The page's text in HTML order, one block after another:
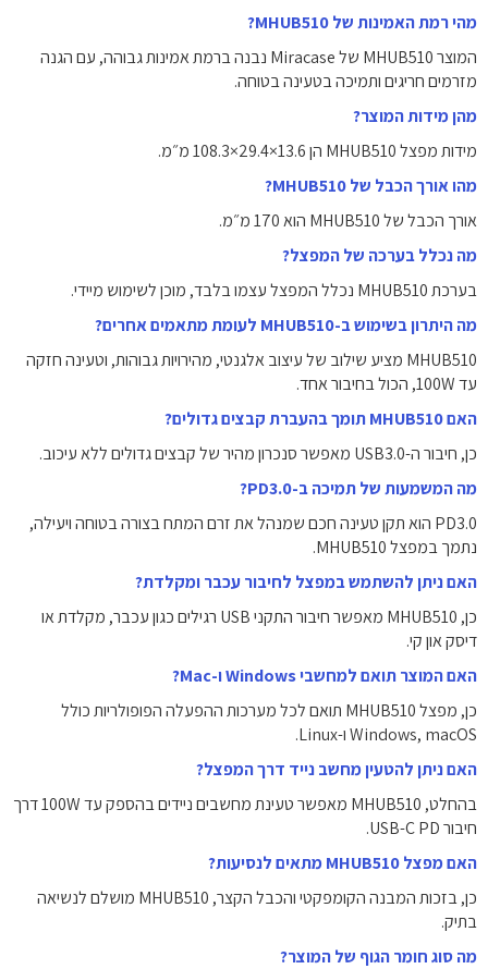
מהי רמת האמינות של MHUB510?
המוצר MHUB510 של Miracase נבנה ברמת אמינות גבוהה, עם הגנה
מזרמים חריגים ותמיכה בטעינה בטוחה.
מהן מידות המוצר?
מידות מפצל MHUB510 הן ‎108.3×29.4×13.6‎ מ״מ.
מהו אורך הכבל של MHUB510?
אורך הכבל של MHUB510 הוא ‎170‎ מ״מ.
מה נכלל בערכה של המפצל?
בערכת MHUB510 נכלל המפצל עצמו בלבד, מוכן לשימוש מיידי.
מה היתרון בשימוש ב-MHUB510 לעומת מתאמים אחרים?
MHUB510 מציע שילוב של עיצוב אלגנטי, מהירויות גבוהות, וטעינה חזקה
עד 100W, הכול בחיבור אחד.
האם MHUB510 תומך בהעברת קבצים גדולים?
כן, חיבור ה-USB3.0 מאפשר סנכרון מהיר של קבצים גדולים ללא עיכוב.
מה המשמעות של תמיכה ב-PD3.0?
PD3.0 הוא תקן טעינה חכם שמנהל את זרם המתח בצורה בטוחה ויעילה,
נתמך במפצל MHUB510.
האם ניתן להשתמש במפצל לחיבור עכבר ומקלדת?
כן, MHUB510 מאפשר חיבור התקני USB רגילים כגון עכבר, מקלדת או
דיסק און קי.
האם המוצר תואם למחשבי Windows ו-Mac?
כן, מפצל MHUB510 תואם לכל מערכות ההפעלה הפופולריות כולל
Windows, macOS ו-Linux.
האם ניתן להטעין מחשב נייד דרך המפצל?
בהחלט, MHUB510 מאפשר טעינת מחשבים ניידים בהספק עד 100W דרך
חיבור USB-C PD.
האם מפצל MHUB510 מתאים לנסיעות?
כן, בזכות המבנה הקומפקטי והכבל הקצר, MHUB510 מושלם לנשיאה
בתיק.
מה סוג חומר הגוף של המוצר?